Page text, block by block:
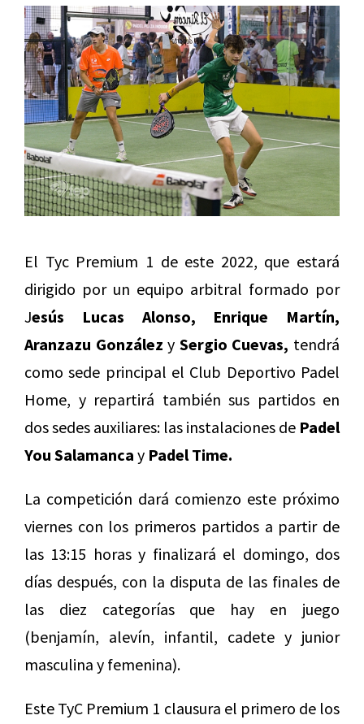
El Tyc Premium 1 de este 2022, que estará
dirigido por un equipo arbitral formado por
Jesús Lucas Alonso, Enrique Martín,
Aranzazu González y Sergio Cuevas, tendrá
como sede principal el Club Deportivo Padel
Home, y repartirá también sus partidos en
dos sedes auxiliares: las instalaciones de Padel
You Salamanca y Padel Time.
La competición dará comienzo este próximo
viernes con los primeros partidos a partir de
las 13:15 horas y finalizará el domingo, dos
días después, con la disputa de las finales de
las diez categorías que hay en juego
(benjamín, alevín, infantil, cadete y junior
masculina y femenina).
Este TyC Premium 1 clausura el primero de los